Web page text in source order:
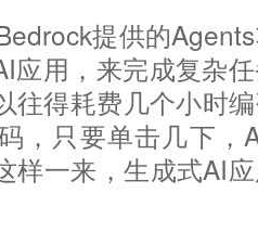
提供的
应用，来完成复杂
往得耗费几个小时
，只要单击几下，
样一来，生成式AI